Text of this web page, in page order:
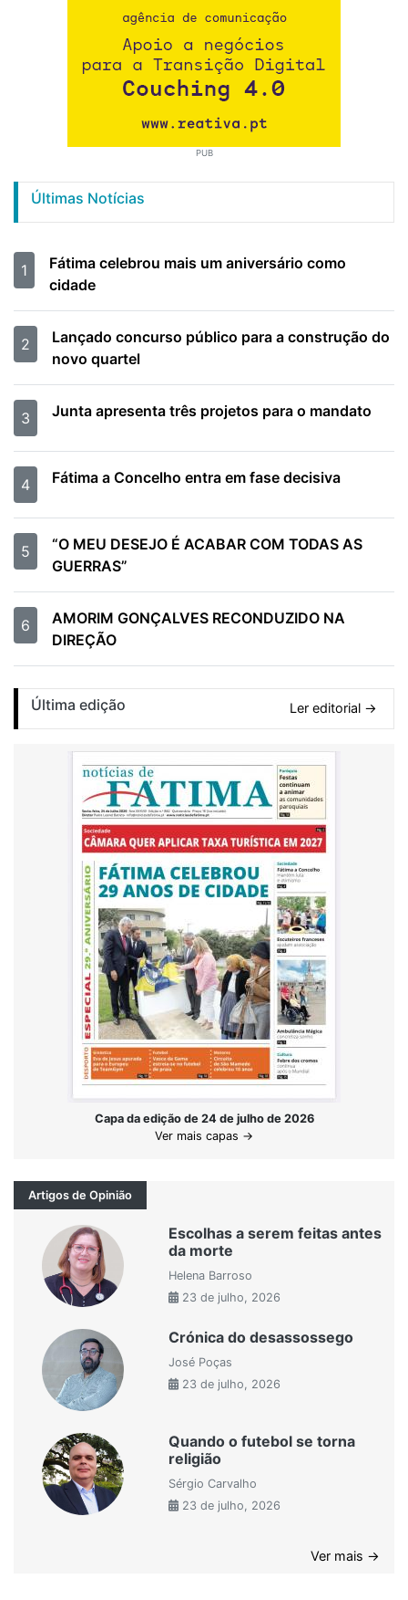
PUB
Últimas Notícias
1
Fátima celebrou mais um aniversário como
cidade
2
Lançado concurso público para a construção do
novo quartel
3 Junta apresenta três projetos para o mandato
4 Fátima a Concelho entra em fase decisiva
5
“O MEU DESEJO É ACABAR COM TODAS AS
GUERRAS”
6
AMORIM GONÇALVES RECONDUZIDO NA
DIREÇÃO
Última edição Ler editorial →
Capa da edição de 24 de julho de 2026
Ver mais capas →
Artigos de Opinião
Escolhas a serem feitas antes
da morte
Helena Barroso
23 de julho, 2026
Crónica do desassossego
José Poças
23 de julho, 2026
Quando o futebol se torna
religião
Sérgio Carvalho
23 de julho, 2026
Ver mais →